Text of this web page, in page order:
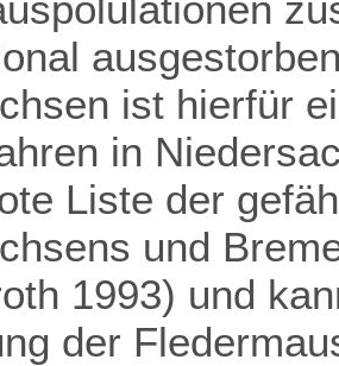
ist hierfür
in
Liste der
und
1993) und
der